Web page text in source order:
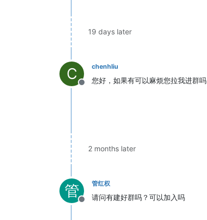
19 days later
C
Offline
chenhliu
您好，如果有可以麻烦您拉我进群吗
2 months later
管
Offline
管红权
请问有建好群吗？可以加入吗